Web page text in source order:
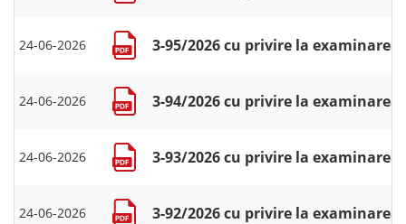
24-06-2026 3-95/2026 cu privire la
24-06-2026 3-94/2026 cu privire la
24-06-2026 3-93/2026 cu privire la
24-06-2026 3-92/2026 cu privire la